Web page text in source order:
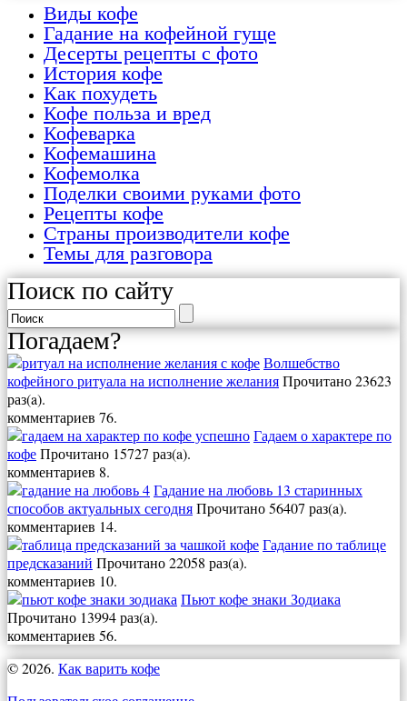
Виды кофе
Гадание на кофейной гуще
Десерты рецепты с фото
История кофе
Как похудеть
Кофе польза и вред
Кофеварка
Кофемашина
Кофемолка
Поделки своими руками фото
Рецепты кофе
Страны производители кофе
Темы для разговора
Поиск по сайту
Погадаем?
Волшебство
кофейного ритуала на исполнение желанияПрочитано 23623
раз(a).
комментариев 76.
Гадаем о характере по
кофеПрочитано 15727 раз(a).
комментариев 8.
Гадание на любовь 13 старинных
способов актуальных сегодняПрочитано 56407 раз(a).
комментариев 14.
Гадание по таблице
предсказаний Прочитано 22058 раз(a).
комментариев 10.
Пьют кофе знаки Зодиака
Прочитано 13994 раз(a).
комментариев 56.
© 2026. Как варить кофе